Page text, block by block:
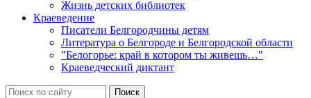
Жизнь детских библиотек
Краеведение
Писатели Белгородчины детям
Литература о Белгороде и Белгородской области
"Белогорье: край в котором ты живешь…"
Краеведческий диктант